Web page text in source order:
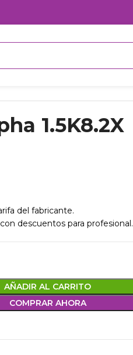
1.5K8.2X
del fabricante.
descuentos para profesional.
AÑADIR AL CARRITO
COMPRAR AHORA